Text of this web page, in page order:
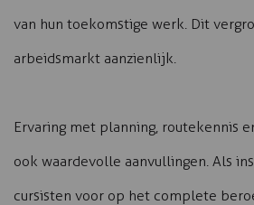
van hun toekomstige werk. Dit
arbeidsmarkt aanzienlijk.
Ervaring met planning, routekennis
ook waardevolle aanvullingen. Als
cursisten voor op het complete